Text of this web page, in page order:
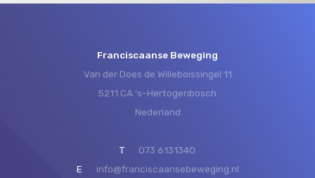
Franciscaanse Beweging
Van der Does de Willeboissingel 11
5211 CA ‘s-Hertogenbosch
Nederland
T
073 6131340
E
info@franciscaansebeweging.nl